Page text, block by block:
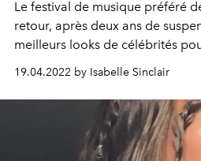
Le festival de musique préféré
retour, après deux ans de
meilleurs looks de célébrités
19.04.2022 by Isabelle Sinclair